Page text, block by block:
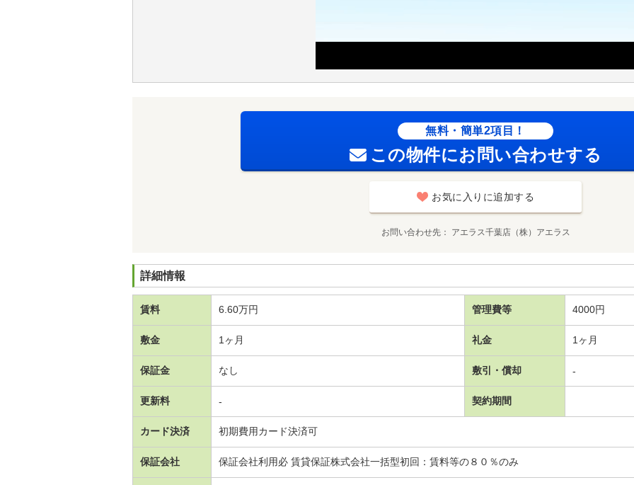
無料・簡単2項目！
この物件にお問い合わせする
お気に入りに追加する
お問い合わせ先 アエラス千葉店（株）アエラス
詳細情報
賃料 6.60万円 管理費等 4000円
敷金 1ヶ月 礼金 1ヶ月
保証金 なし 敷引・償却 -
更新料 - 契約期間
カード決済 初期費用カード決済可
保証会社 保証会社利用必 賃貸保証株式会社一括型初回：賃料等の８０％のみ